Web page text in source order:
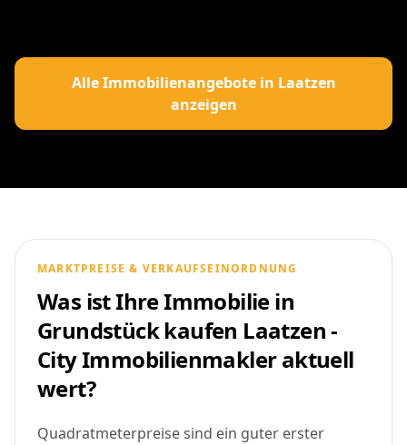
Alle Immobilienangebote in Laatzen
anzeigen
MARKTPREISE & VERKAUFSEINORDNUNG
Was ist Ihre Immobilie in
Grundstück kaufen Laatzen -
City Immobilienmakler aktuell
wert?
Quadratmeterpreise sind ein guter erster